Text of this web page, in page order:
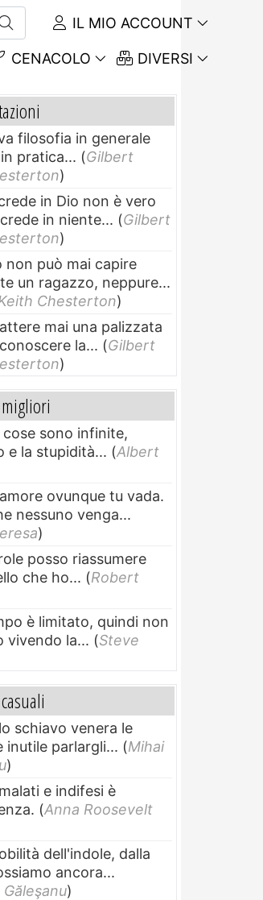
IL MIO ACCOUNT
CENACOLO DIVERSI
filosofia in generale
pratica... (Gilbert
)
in Dio non è vero
in niente... (Gilbert
)
non può mai capire
un ragazzo, neppure...
Chesterton)
mai una palizzata
la... (Gilbert
)
cose sono infinite,
e la stupidità... (Albert
ovunque tu vada.
nessuno venga...
)
posso riassumere
che ho... (Robert
è limitato, quindi non
vivendo la... (Steve
schiavo venera le
inutile parlargli... (Mihai
)
e indifesi è
(Anna Roosevelt
dell'indole, dalla
ancora...
)